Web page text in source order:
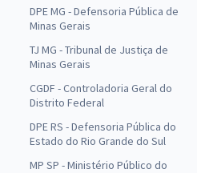
DPE MG - Defensoria Pública de
Minas Gerais
TJ MG - Tribunal de Justiça de
Minas Gerais
CGDF - Controladoria Geral do
Distrito Federal
DPE RS - Defensoria Pública do
Estado do Rio Grande do Sul
MP SP - Ministério Público do